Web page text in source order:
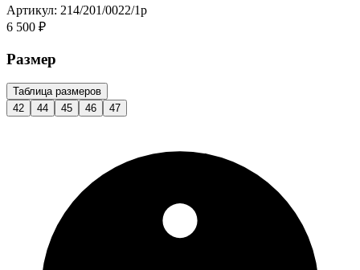
Артикул: 214/201/0022/1p
6 500 ₽
Размер
Таблица размеров
42
44 45 46 47